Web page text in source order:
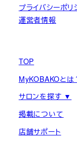
プライバシーポリ
運営者情報
TOP
MyKOBAKOとは
サロンを探す ▼
掲載について
店舗サポート